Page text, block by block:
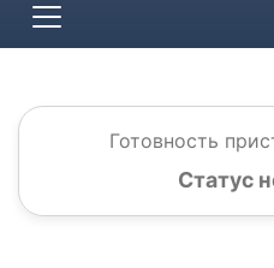
Готовность
Статус